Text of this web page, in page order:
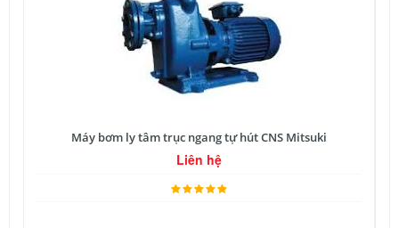
Máy bơm ly tâm trục ngang tự hút CNS Mitsuki
Liên hệ